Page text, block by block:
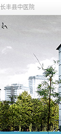
长丰县中医院